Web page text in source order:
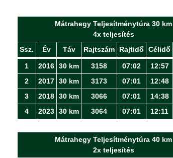
Mátrahegy Teljesítménytúra 30 km
4x teljesítés
Ssz.
Év Táv Rajtszám Rajtidő Célidő
1 2016 30 km 3158 07:02 12:57
2
2017 30 km 3173 07:01 12:48
3
2018 30 km 3066 07:01 14:38
4
2023 30 km 3064 07:01 12:11
Mátrahegy Teljesítménytúra 40 km
2x teljesítés